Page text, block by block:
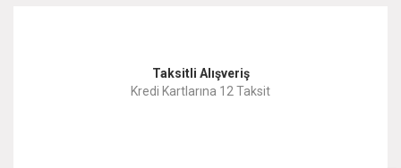
Ürün resmi kalitesiz, bozuk veya görüntülenemiyor.
Taksitli Alışveriş
Kredi Kartlarına 12 Taksit